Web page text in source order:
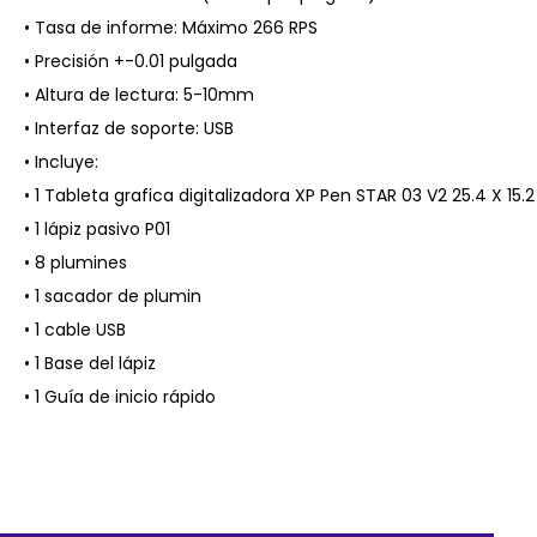
• Tasa de informe: Máximo 266 RPS
• Precisión +-0.01 pulgada
• Altura de lectura: 5-10mm
• Interfaz de soporte: USB
• Incluye:
• 1 Tableta grafica digitalizadora XP Pen STAR 03 V2 25.4 X
• 1 lápiz pasivo P01
• 8 plumines
• 1 sacador de plumin
• 1 cable USB
• 1 Base del lápiz
• 1 Guía de inicio rápido